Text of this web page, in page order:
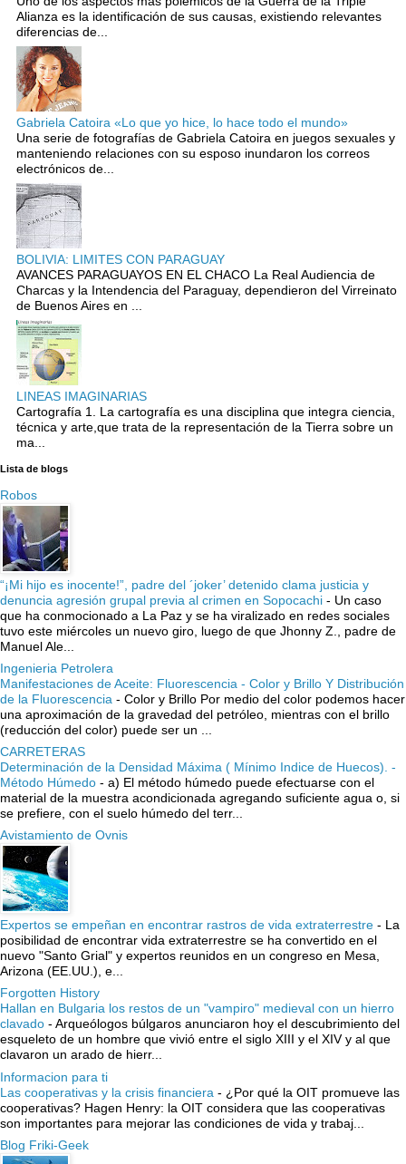
Alianza es la identificación de sus causas, existiendo relevantes
diferencias de...
Gabriela Catoira «Lo que yo hice, lo hace todo el mundo»
Una serie de fotografías de Gabriela Catoira en juegos sexuales y
manteniendo relaciones con su esposo inundaron los correos
electrónicos de...
BOLIVIA: LIMITES CON PARAGUAY
AVANCES PARAGUAYOS EN EL CHACO La Real Audiencia de
Charcas y la Intendencia del Paraguay, dependieron del Virreinato
de Buenos Aires en ...
LINEAS IMAGINARIAS
Cartografía 1. La cartografía es una disciplina que integra ciencia,
técnica y arte,que trata de la representación de la Tierra sobre un
ma...
Lista de blogs
Robos
“¡Mi hijo es inocente!”, padre del ´joker’ detenido clama justicia y
denuncia agresión grupal previa al crimen en Sopocachi - Un caso
que ha conmocionado a La Paz y se ha viralizado en redes sociales
tuvo este miércoles un nuevo giro, luego de que Jhonny Z., padre de
Manuel Ale...
Ingenieria Petrolera
Manifestaciones de Aceite: Fluorescencia - Color y Brillo Y Distribución
de la Fluorescencia - Color y Brillo Por medio del color podemos hacer
una aproximación de la gravedad del petróleo, mientras con el brillo
(reducción del color) puede ser un ...
CARRETERAS
Determinación de la Densidad Máxima ( Mínimo Indice de Huecos). -
Método Húmedo - a) El método húmedo puede efectuarse con el
material de la muestra acondicionada agregando suficiente agua o, si
se prefiere, con el suelo húmedo del terr...
Avistamiento de Ovnis
Expertos se empeñan en encontrar rastros de vida extraterrestre - La
posibilidad de encontrar vida extraterrestre se ha convertido en el
nuevo "Santo Grial" y expertos reunidos en un congreso en Mesa,
Arizona (EE.UU.), e...
Forgotten History
Hallan en Bulgaria los restos de un "vampiro" medieval con un hierro
clavado - Arqueólogos búlgaros anunciaron hoy el descubrimiento del
esqueleto de un hombre que vivió entre el siglo XIII y el XIV y al que
clavaron un arado de hierr...
Informacion para ti
Las cooperativas y la crisis financiera - ¿Por qué la OIT promueve las
cooperativas? Hagen Henry: la OIT considera que las cooperativas
son importantes para mejorar las condiciones de vida y trabaj...
Blog Friki-Geek